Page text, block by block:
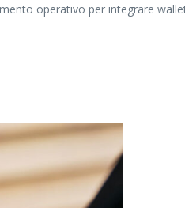
operativo per integrare